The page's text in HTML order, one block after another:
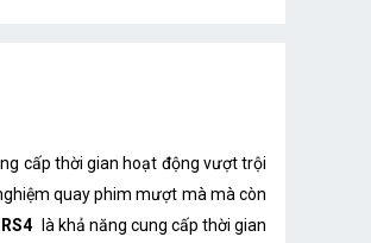
cấp thời gian hoạt động vượt trội
quay phim mượt mà mà còn
là khả năng cung cấp thời gian